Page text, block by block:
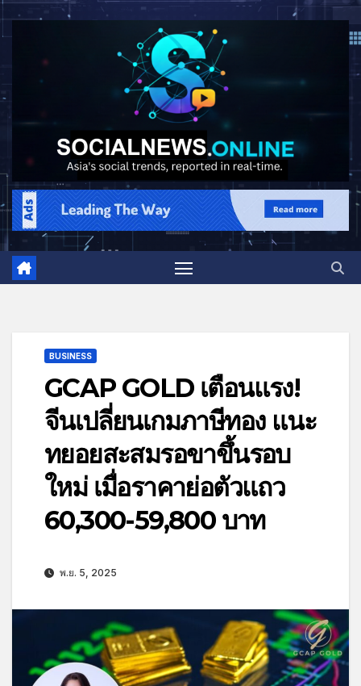
BUSINESS
GCAP GOLD เตือนแรง!
จีนเปลี่ยนเกมภาษีทอง แนะ
ทยอยสะสมรอขาขึ้นรอบ
ใหม่ เมื่อราคาย่อตัวแถว
60,300-59,800 บาท
พ.ย. 5, 2025